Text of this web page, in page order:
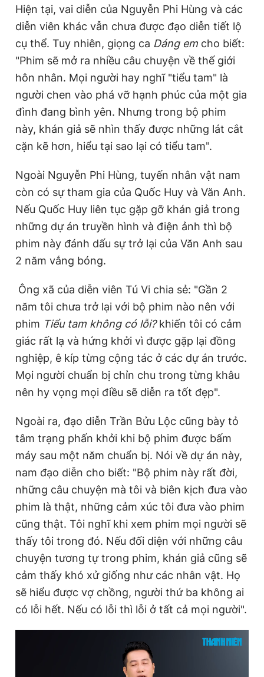
Hiện tại, vai diễn của Nguyễn Phi Hùng và các
diễn viên khác vẫn chưa được đạo diễn tiết lộ
cụ thể. Tuy nhiên, giọng ca Dáng em cho biết:
"Phim sẽ mở ra nhiều câu chuyện về thế giới
hôn nhân. Mọi người hay nghĩ "tiểu tam" là
người chen vào phá vỡ hạnh phúc của một gia
đình đang bình yên. Nhưng trong bộ phim
này, khán giả sẽ nhìn thấy được những lát cắt
cặn kẽ hơn, hiểu tại sao lại có tiểu tam".
Ngoài Nguyễn Phi Hùng, tuyến nhân vật nam
còn có sự tham gia của Quốc Huy và Văn Anh.
Nếu Quốc Huy liên tục gặp gỡ khán giả trong
những dự án truyền hình và điện ảnh thì bộ
phim này đánh dấu sự trở lại của Văn Anh sau
2 năm vắng bóng.
Ông xã của diễn viên Tú Vi chia sẻ: "Gần 2
năm tôi chưa trở lại với bộ phim nào nên với
phim Tiểu tam không có lỗi?khiến tôi có cảm
giác rất lạ và hứng khởi vì được gặp lại đồng
nghiệp, ê kíp từng cộng tác ở các dự án trước.
Mọi người chuẩn bị chỉn chu trong từng khâu
nên hy vọng mọi điều sẽ diễn ra tốt đẹp".
Ngoài ra, đạo diễn Trần Bửu Lộc cũng bày tỏ
tâm trạng phấn khởi khi bộ phim được bấm
máy sau một năm chuẩn bị. Nói về dự án này,
nam đạo diễn cho biết: "Bộ phim này rất đời,
những câu chuyện mà tôi và biên kịch đưa vào
phim là thật, những cảm xúc tôi đưa vào phim
cũng thật. Tôi nghĩ khi xem phim mọi người sẽ
thấy tôi trong đó. Nếu đối diện với những câu
chuyện tương tự trong phim, khán giả cũng sẽ
cảm thấy khó xử giống như các nhân vật. Họ
sẽ hiểu được vợ chồng, người thứ ba không ai
có lỗi hết. Nếu có lỗi thì lỗi ở tất cả mọi người".